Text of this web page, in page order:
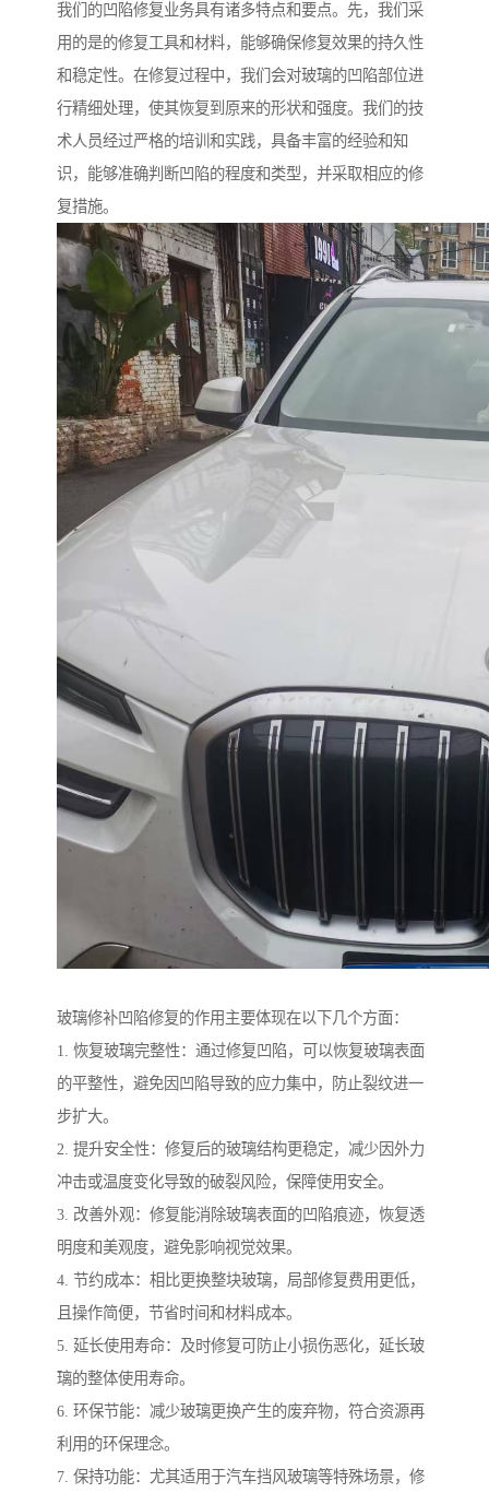
我们的凹陷修复业务具有诸多特点和要点。先，我们采
用的是的修复工具和材料，能够确保修复效果的持久性
和稳定性。在修复过程中，我们会对玻璃的凹陷部位进
行精细处理，使其恢复到原来的形状和强度。我们的技
术人员经过严格的培训和实践，具备丰富的经验和知
识，能够准确判断凹陷的程度和类型，并采取相应的修
复措施。
玻璃修补凹陷修复的作用主要体现在以下几个方面：
1. 恢复玻璃完整性：通过修复凹陷，可以恢复玻璃表面
的平整性，避免因凹陷导致的应力集中，防止裂纹进一
步扩大。
2. 提升安全性：修复后的玻璃结构更稳定，减少因外力
冲击或温度变化导致的破裂风险，保障使用安全。
3. 改善外观：修复能消除玻璃表面的凹陷痕迹，恢复透
明度和美观度，避免影响视觉效果。
4. 节约成本：相比更换整块玻璃，局部修复费用更低，
且操作简便，节省时间和材料成本。
5. 延长使用寿命：及时修复可防止小损伤恶化，延长玻
璃的整体使用寿命。
6. 环保节能：减少玻璃更换产生的废弃物，符合资源再
利用的环保理念。
7. 保持功能：尤其适用于汽车挡风玻璃等特殊场景，修